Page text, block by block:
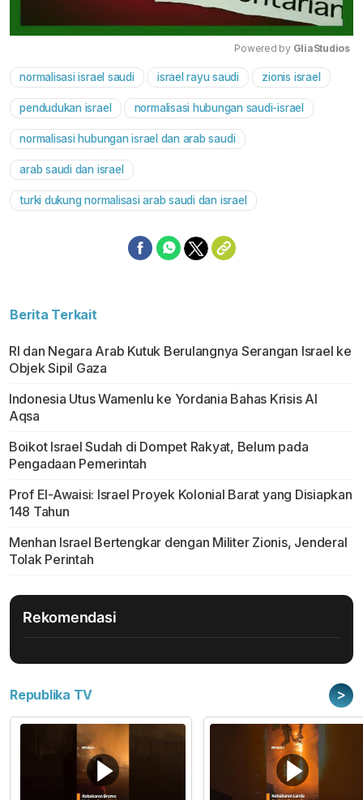
Mute
Powered by GliaStudios
normalisasi israel saudi israel rayu saudi zionis israel
pendudukan israel normalisasi hubungan saudi-israel
normalisasi hubungan israel dan arab saudi
arab saudi dan israel
turki dukung normalisasi arab saudi dan israel
Berita Terkait
RI dan Negara Arab Kutuk Berulangnya Serangan Israel ke
Objek Sipil Gaza
Indonesia Utus Wamenlu ke Yordania Bahas Krisis Al
Aqsa
Boikot Israel Sudah di Dompet Rakyat, Belum pada
Pengadaan Pemerintah
Prof El-Awaisi: Israel Proyek Kolonial Barat yang Disiapkan
148 Tahun
Menhan Israel Bertengkar dengan Militer Zionis, Jenderal
Tolak Perintah
Rekomendasi
Republika TV >